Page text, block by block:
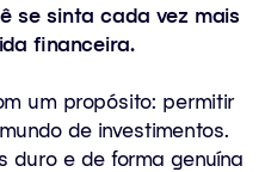
se sinta cada vez mais
financeira.
um propósito: permitir
de investimentos.
duro e de forma genuína